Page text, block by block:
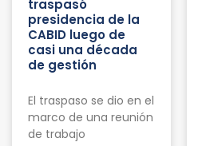
traspasó
presidencia de la
CABID luego de
casi una década
de gestión
El traspaso se dio en el
marco de una reunión
de trabajo